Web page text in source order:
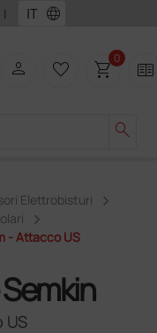
| language
search
person favorite_border shopping_cart0 two_pager
Elettrobisturi
- Attacco US
US